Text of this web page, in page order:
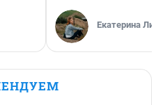
Екатерина